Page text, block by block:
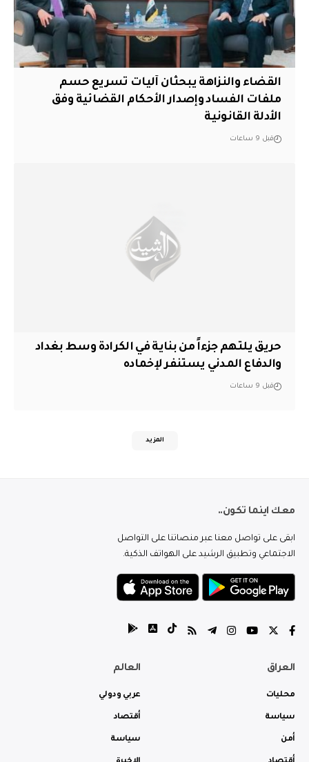
القضاء والنزاهة يبحثان آليات تسريع حسم
ملفات الفساد وإصدار الأحكام القضائية وفق
الأدلة القانونية
قبل 9 ساعات
حريق يلتهم جزءاً من بناية في الكرادة وسط بغداد
والدفاع المدني يستنفر لإخماده
قبل 9 ساعات
المزيد
معك اينما تكون..
ابقى على تواصل معنا عبر منصاتنا على التواصل
الاجتماعي وتطبيق الرشيد على الهواتف الذكية.
العراق
محليات
سياسة
أمن
العالم
عربي ودولي
أقتصاد
سياسة